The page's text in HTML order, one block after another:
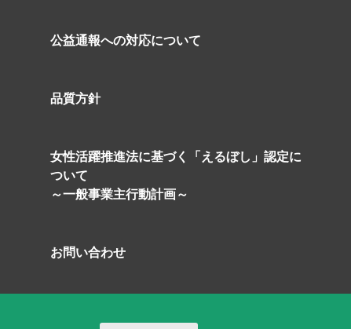
公益通報への対応について
品質方針
女性活躍推進法に基づく「えるぼし」認定に
ついて
～一般事業主行動計画～
お問い合わせ